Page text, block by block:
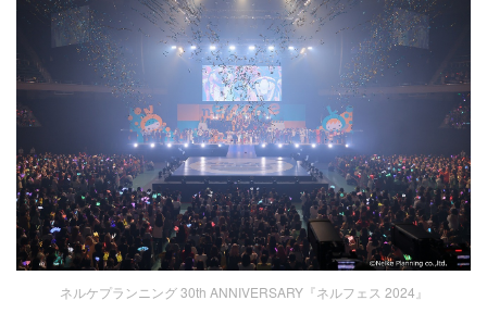
ネルケプランニング 30th ANNIVERSARY『ネルフェス 2024』